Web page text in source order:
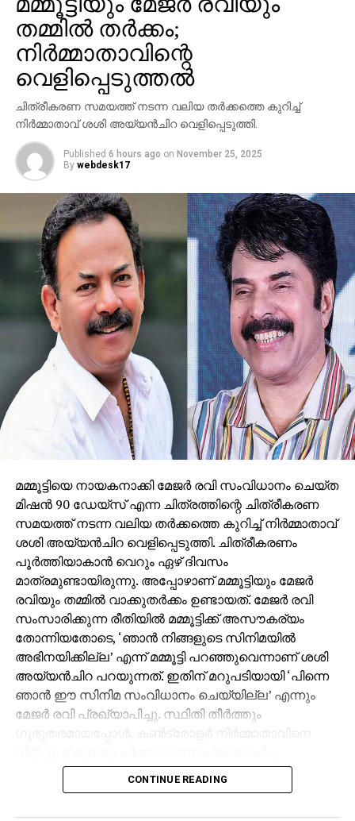
തമ്മില്‍ തര്‍ക്കം;
നിര്‍മ്മാതാവിന്റെ
വെളിപ്പെടുത്തല്‍
ചിത്രീകരണ സമയത്ത് നടന്ന വലിയ തര്‍ക്കത്തെ കുറിച്ച്
നിര്‍മ്മാതാവ് ശശി അയ്യന്‍ചിറ വെളിപ്പെടുത്തി.
Published 6 hours ago on November 25, 2025
By webdesk17
മമ്മൂട്ടിയെ നായകനാക്കി മേജര്‍ രവി സംവിധാനം ചെയ്ത
മിഷന്‍ 90 ഡേയ്‌സ് എന്ന ചിത്രത്തിന്റെ ചിത്രീകരണ
സമയത്ത് നടന്ന വലിയ തര്‍ക്കത്തെ കുറിച്ച് നിര്‍മ്മാതാവ്
ശശി അയ്യന്‍ചിറ വെളിപ്പെടുത്തി. ചിത്രീകരണം
പൂര്‍ത്തിയാകാന്‍ വെറും ഏഴ് ദിവസം
മാത്രമുണ്ടായിരുന്നു. അപ്പോഴാണ് മമ്മൂട്ടിയും മേജര്‍
രവിയും തമ്മില്‍ വാക്കുതര്‍ക്കം ഉണ്ടായത്. മേജര്‍ രവി
സംസാരിക്കുന്ന രീതിയില്‍ മമ്മൂട്ടിക്ക് അസൗകര്യം
തോന്നിയതോടെ, ‘ഞാന്‍ നിങ്ങളുടെ സിനിമയില്‍
അഭിനയിക്കില്ല’ എന്ന് മമ്മൂട്ടി പറഞ്ഞുവെന്നാണ് ശശി
അയ്യന്‍ചിറ പറയുന്നത്. ഇതിന് മറുപടിയായി ‘പിന്നെ
ഞാന്‍ ഈ സിനിമ സംവിധാനം ചെയ്യില്ല’ എന്നും
മേജര്‍ രവി പ്രഖ്യാപിച്ചു. സ്ഥിതി തീര്‍ത്തും
സാഹചര്യത്തില്‍ ശശി അയ്യന്‍ചിറ ശാന്തമായി,
‘മമ്മൂക്ക അഭിനയിക്കണ്ട, മേജര്‍ സാര്‍ സംവിധാനം
CONTINUE READING